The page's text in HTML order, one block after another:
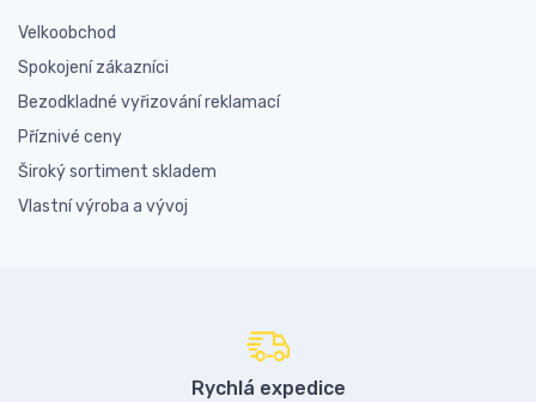
Velkoobchod
Spokojení zákazníci
Bezodkladné vyřizování reklamací
Příznivé ceny
Široký sortiment skladem
Vlastní výroba a vývoj
Rychlá expedice